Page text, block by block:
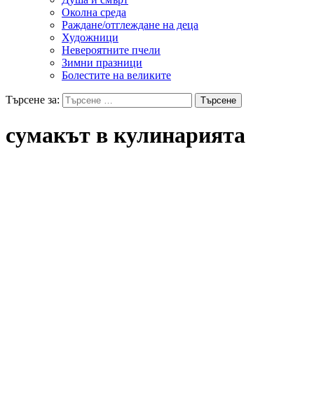
Околна среда
Раждане/отглеждане на деца
Художници
Невероятните пчели
Зимни празници
Болестите на великите
Търсене за:
сумакът в кулинарията